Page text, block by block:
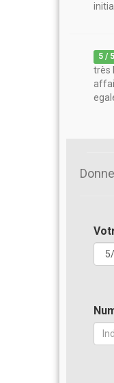
5 / 5
très